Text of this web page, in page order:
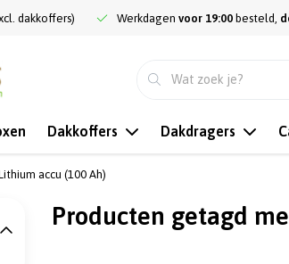
dakkoffers) Werkdagen voor 19:00 besteld,
Dakkoffers Dakdragers
accu (100 Ah)
Producten getagd